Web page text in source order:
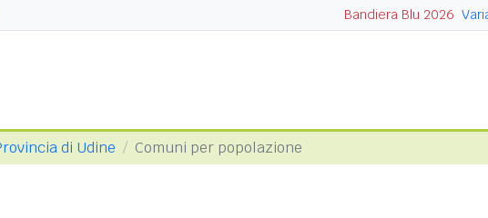
Bandiera Blu 2026
di Udine Comuni per popolazione